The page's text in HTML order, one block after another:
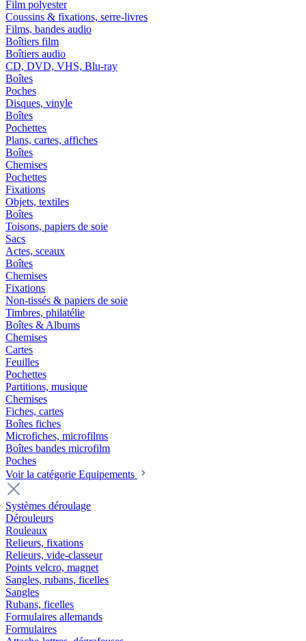
Film polyester
Coussins & fixations, serre-livres
Films, bandes audio
Boîtiers film
Boîtiers audio
CD, DVD, VHS, Blu-ray
Boîtes
Poches
Disques, vinyle
Boîtes
Pochettes
Plans, cartes, affiches
Boîtes
Chemises
Pochettes
Fixations
Objets, textiles
Boîtes
Toisons, papiers de soie
Sacs
Actes, sceaux
Boîtes
Chemises
Fixations
Non-tissés & papiers de soie
Timbres, philatélie
Boîtes & Albums
Chemises
Cartes
Feuilles
Pochettes
Partitions, musique
Chemises
Fiches, cartes
Boîtes fiches
Microfiches, microfilms
Boîtes bandes microfilm
Poches
Voir la catégorie Equipements
Systèmes déroulage
Dérouleurs
Rouleaux
Relieurs, fixations
Relieurs, vide-classeur
Points velcro, magnet
Sangles, rubans, ficelles
Sangles
Rubans, ficelles
Formulaires allemands
Formulaires